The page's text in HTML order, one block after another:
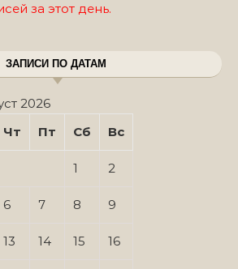
за этот день.
ЗАПИСИ ПО ДАТАМ
2026
Чт Пт Сб Вс
1 2
6 7 8 9
13 14 15 16